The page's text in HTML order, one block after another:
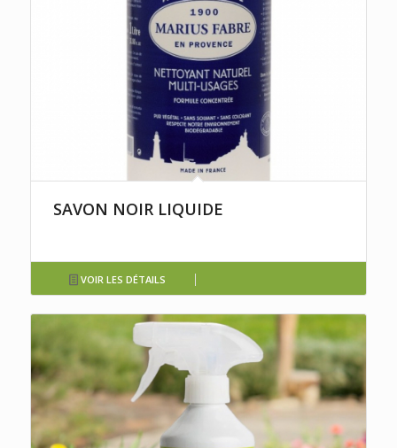
SAVON NOIR LIQUIDE
VOIR LES DÉTAILS